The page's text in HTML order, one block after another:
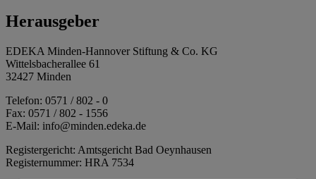
Herausgeber
EDEKA Minden-Hannover Stiftung & Co. KG
Wittelsbacherallee 61
32427 Minden
Telefon: 0571 / 802 - 0
Fax: 0571 / 802 - 1556
E-Mail: info@minden.edeka.de
Registergericht: Amtsgericht Bad Oeynhausen
Registernummer: HRA 7534